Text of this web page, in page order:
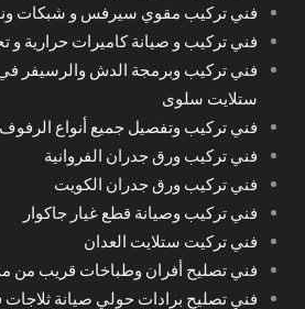
فني تركيب مقوي سيرفس و شبكات
فني تركيب و صيانة كاميرات حرارية
فني تركيب وبرمجة الدش والرسيفر
ستلايت سلوى
فني تركيب وتفصيل جميع أنواع
فني تركيب ورق جدران الفروانية
فني تركيب ورق جدران الكويت
فني تركيب وصيانة قطع غيار جاكوار
فني تركيت ستلايت العدان
فني تصليح أفران وطباخات قريب من
فني تصليح برادات حولي صيانة